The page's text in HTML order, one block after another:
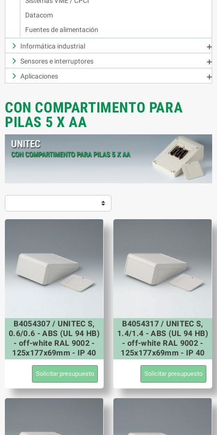
Datacom
Fuentes de alimentación
Informática industrial

Sensores e interruptores

Aplicaciones

CON COMPARTIMENTO PARA
PILAS 5 X AA
B4054307 / UNITEC S,
0.6/0.6 - ABS (UL 94 HB)
- off-white RAL 9002 -
125x177x69mm - IP 40
Solicitar presupuesto
B4054317 / UNITEC S,
1.4/1.4 - ABS (UL 94 HB)
- off-white RAL 9002 -
125x177x69mm - IP 40
Solicitar presupuesto